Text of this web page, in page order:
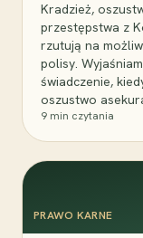
Kradzież,
przestępstwa z
rzutują na
polisy.
świadczenie,
oszustwo
9 min czytania
PRAWO KARNE